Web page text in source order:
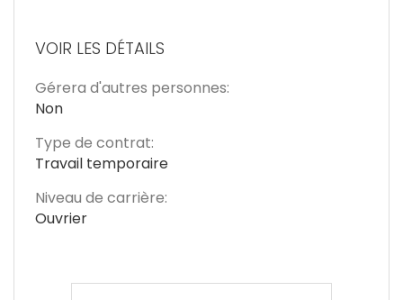
VOIR LES DÉTAILS
Gérera d'autres personnes:
Non
Type de contrat:
Travail temporaire
Niveau de carrière:
Ouvrier